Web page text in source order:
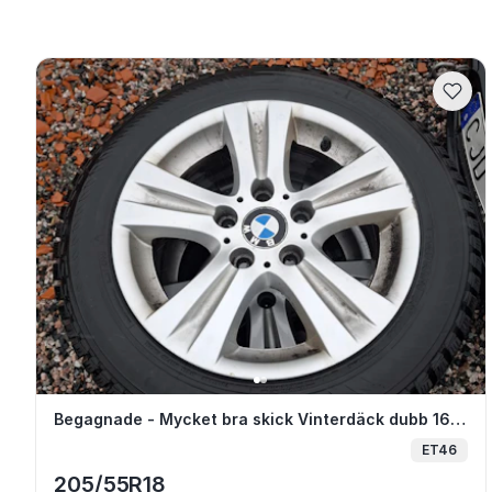
Begagnade - Mycket bra skick Begagnade - Mycket bra skick Vinterdäck dubb 16" 5xAnnat — BMW 1-series
ET46
205/55R18